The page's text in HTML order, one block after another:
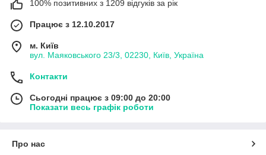
100% позитивних з 1209 відгуків за рік
Працює з 12.10.2017
м. Київ
вул. Маяковського 23/3, 02230, Київ, Україна
Контакти
Сьогодні працює з 09:00 до 20:00
Показати весь графік роботи
Про нас